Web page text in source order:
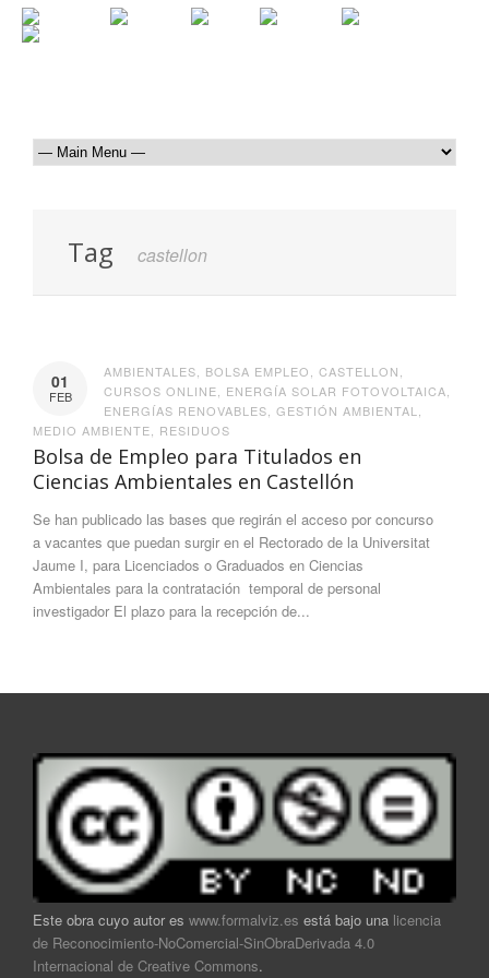
Tag castellon
01
FEB
AMBIENTALES BOLSA EMPLEO CASTELLON
CURSOS ONLINE
ENERGÍA SOLAR FOTOVOLTAICA
ENERGÍAS RENOVABLES GESTIÓN AMBIENTAL
MEDIO AMBIENTE
RESIDUOS
Bolsa de Empleo para Titulados en
Ciencias Ambientales en Castellón
Se han publicado las bases que regirán el acceso por concurso
a vacantes que puedan surgir en el Rectorado de la Universitat
Jaume I, para Licenciados o Graduados en Ciencias
Ambientales para la contratación temporal de personal
investigador El plazo para la recepción de...
Este obra cuyo autor es www.formalviz.es está bajo una licencia
de Reconocimiento-NoComercial-SinObraDerivada 4.0
Internacional de Creative Commons.